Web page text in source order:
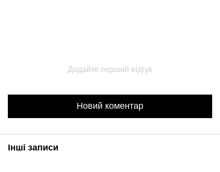
Додайте перший відгук
Новий коментар
Інші записи